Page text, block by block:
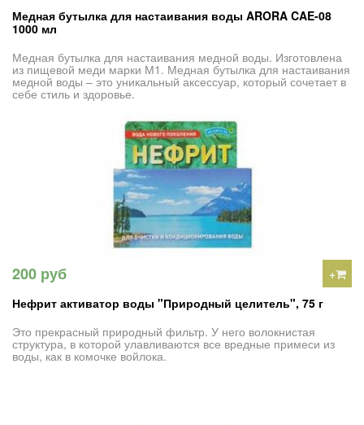
Медная бутылка для настаивания воды ARORA CAE-08
1000 мл
Медная бутылка для настаивания медной воды. Изготовлена
из пищевой меди марки М1. Медная бутылка для настаивания
медной воды – это уникальный аксессуар, который сочетает в
себе стиль и здоровье.
200 руб
+
Нефрит активатор воды "Природный целитель", 75 г
Это прекрасный природный фильтр. У него волокнистая
структура, в которой улавливаются все вредные примеси из
воды, как в комочке войлока.